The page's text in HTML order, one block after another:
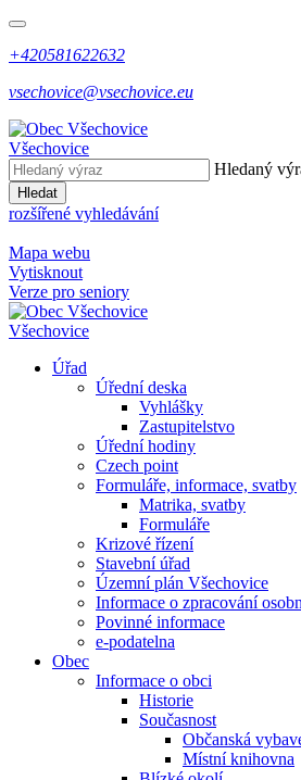
+420581622632
vsechovice@vsechovice.eu
Všechovice
Hledaný
Hledat
rozšířené vyhledávání
Mapa webu
Vytisknout
Verze pro seniory
Všechovice
Úřad
Úřední deska
Vyhlášky
Zastupitelstvo
Úřední hodiny
Czech point
Formuláře, informace, svatby
Matrika, svatby
Formuláře
Krizové řízení
Stavební úřad
Územní plán Všechovice
Informace o zpracování
Povinné informace
e-podatelna
Obec
Informace o obci
Historie
Současnost
Občanská
Místní knihovna